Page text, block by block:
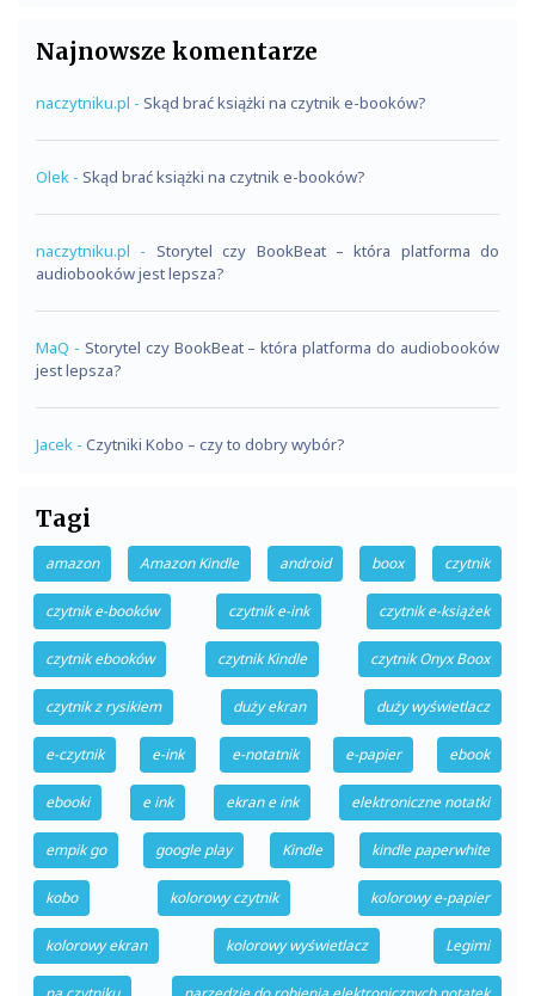
Najnowsze komentarze
naczytniku.pl - Skąd brać książki na czytnik e-booków?
Olek - Skąd brać książki na czytnik e-booków?
naczytniku.pl - Storytel czy BookBeat – która platforma do
audiobooków jest lepsza?
MaQ - Storytel czy BookBeat – która platforma do audiobooków
jest lepsza?
Jacek - Czytniki Kobo – czy to dobry wybór?
Tagi
amazon Amazon Kindle android boox czytnik
czytnik e-booków czytnik e-ink czytnik e-książek
czytnik ebooków czytnik Kindle czytnik Onyx Boox
czytnik z rysikiem duży ekran duży wyświetlacz
e-czytnik e-ink e-notatnik e-papier ebook
ebooki e ink ekran e ink elektroniczne notatki
empik go google play Kindle kindle paperwhite
kobo kolorowy czytnik kolorowy e-papier
kolorowy ekran kolorowy wyświetlacz Legimi